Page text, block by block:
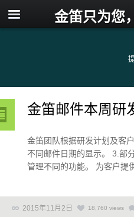
金笛只为您
金笛邮件本周研
金笛团队根据研发计划及客
不同邮件日期的显示。 3.部
管理不同的功能。 为客户提
2015年11月2日 18,760 views